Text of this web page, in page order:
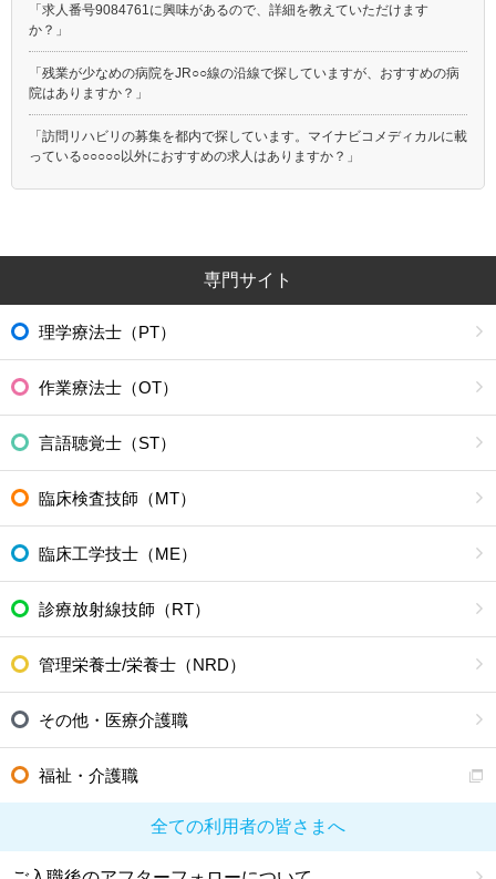
「求人番号9084761に興味があるので、詳細を教えていただけます
か？」
「残業が少なめの病院をJR○○線の沿線で探していますが、おすすめの病
院はありますか？」
「訪問リハビリの募集を都内で探しています。マイナビコメディカルに載
っている○○○○○以外におすすめの求人はありますか？」
専門サイト
理学療法士（PT）
作業療法士（OT）
言語聴覚士（ST）
臨床検査技師（MT）
臨床工学技士（ME）
診療放射線技師（RT）
管理栄養士/栄養士（NRD）
その他・医療介護職
福祉・介護職
全ての利用者の皆さまへ